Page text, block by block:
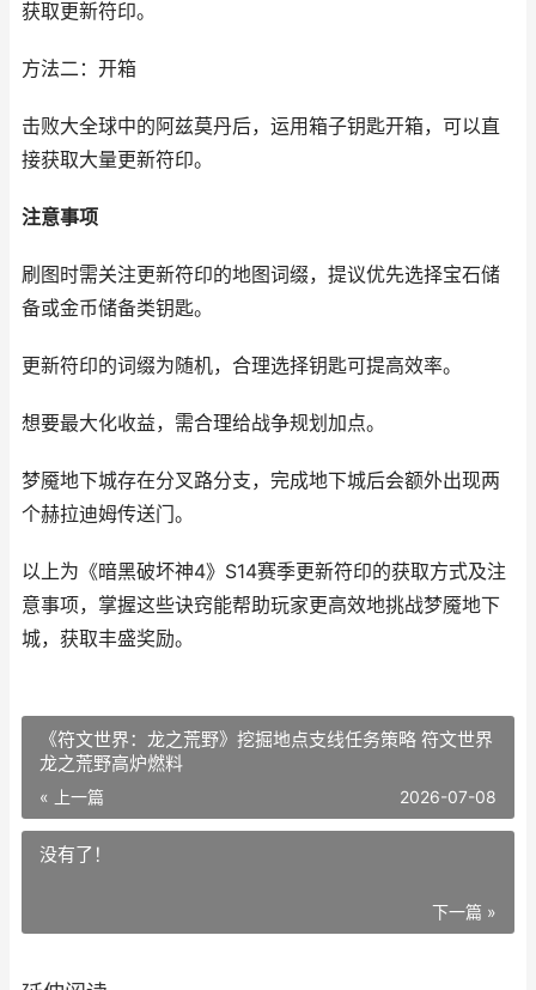
获取更新符印。
方法二：开箱
击败大全球中的阿兹莫丹后，运用箱子钥匙开箱，可以直
接获取大量更新符印。
注意事项
刷图时需关注更新符印的地图词缀，提议优先选择宝石储
备或金币储备类钥匙。
更新符印的词缀为随机，合理选择钥匙可提高效率。
想要最大化收益，需合理给战争规划加点。
梦魇地下城存在分叉路分支，完成地下城后会额外出现两
个赫拉迪姆传送门。
以上为《暗黑破坏神4》S14赛季更新符印的获取方式及注
意事项，掌握这些诀窍能帮助玩家更高效地挑战梦魇地下
城，获取丰盛奖励。
《符文世界：龙之荒野》挖掘地点支线任务策略 符文世界
龙之荒野高炉燃料
« 上一篇 2026-07-08
没有了！
下一篇 »